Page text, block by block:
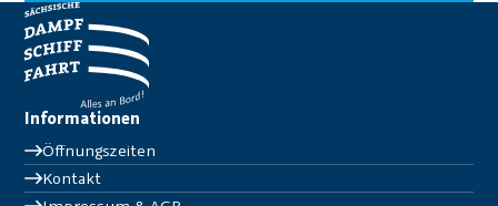
Informationen
Öffnungszeiten
Kontakt